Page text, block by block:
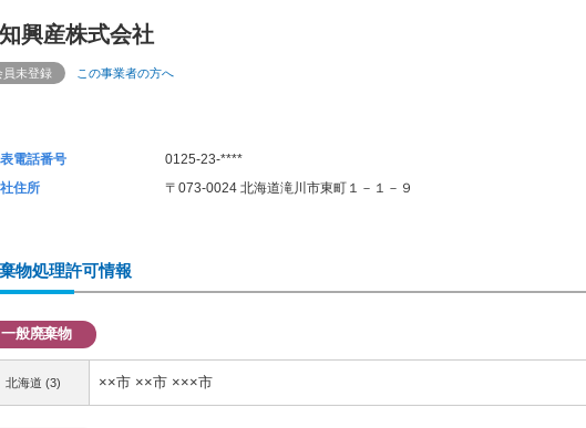
興産株式会社
員未登録 この事業者の方へ
電話番号
0125-23-****
住所
〒073-0024 北海道滝川市東町１－１－９
物処理許可情報
一般廃棄物
北海道 (3) ××市 ××市 ×××市